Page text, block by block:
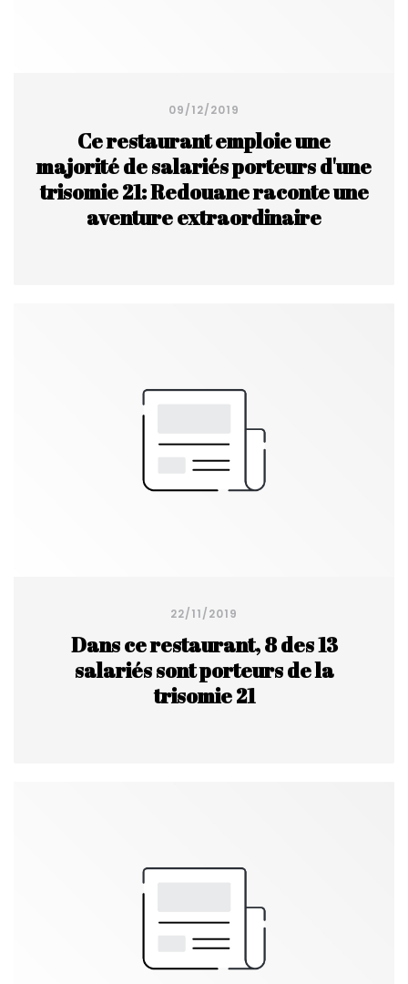
09/12/2019
Ce restaurant emploie une
majorité de salariés porteurs d'une
trisomie 21: Redouane raconte une
aventure extraordinaire
22/11/2019
Dans ce restaurant, 8 des 13
salariés sont porteurs de la
trisomie 21